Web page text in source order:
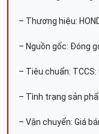
– Thương hiệu:
– Nguồn gốc: Đóng
– Tiêu chuẩn: TCCS:
– Tình trạng sản
– Vận chuyển: Giá